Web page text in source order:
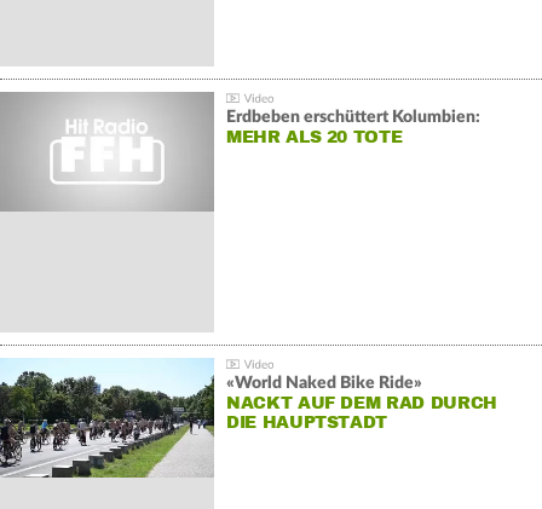
Erdbeben erschüttert Kolumbien:
MEHR ALS 20 TOTE
«World Naked Bike Ride»
NACKT AUF DEM RAD DURCH
DIE HAUPTSTADT